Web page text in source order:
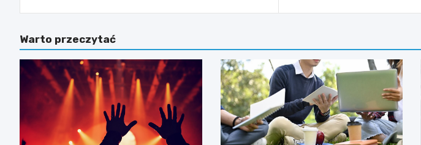
Warto przeczytać